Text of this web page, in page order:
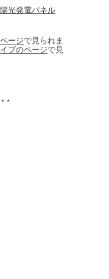
光発電パネル
ージで見られま
ブのページで見
*